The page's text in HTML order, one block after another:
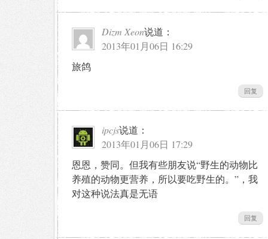
Dizm Xeon说道：
2013年01月06日 16:29
旅鸽
回复
ipcjs说道：
2013年01月06日 17:29
恩恩，赞同。但我有些朋友说“野生的动物比
养殖的动物更营养，所以要吃野生的。”，我
对这种说法真是无语
回复